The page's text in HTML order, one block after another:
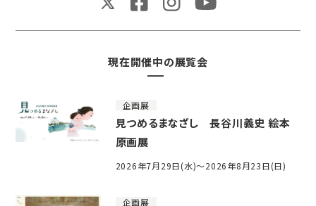
現在開催中の展覧会
企画展
見つめるまなざし 長谷川義史 絵本
原画展
2026年7月29日(水)～2026年8月23日(日)
企画展